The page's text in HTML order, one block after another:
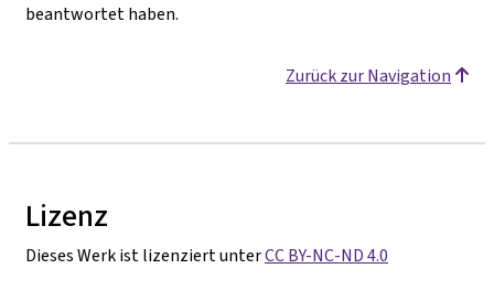
beantwortet haben.
Zurück zur Navigation
Lizenz
Dieses Werk ist lizenziert unterCC BY-NC-ND 4.0